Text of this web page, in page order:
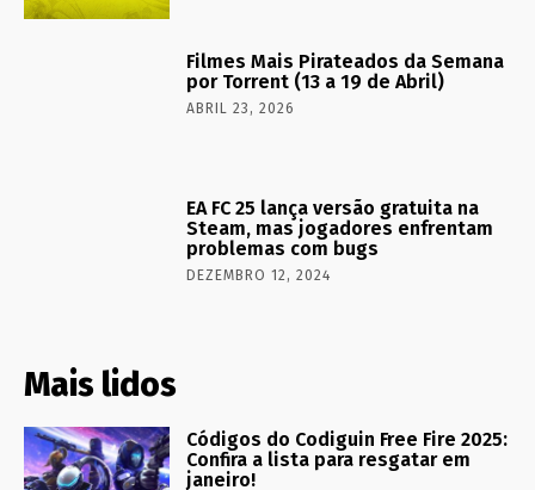
Filmes Mais Pirateados da Semana
por Torrent (13 a 19 de Abril)
ABRIL 23, 2026
EA FC 25 lança versão gratuita na
Steam, mas jogadores enfrentam
problemas com bugs
DEZEMBRO 12, 2024
Mais lidos
Códigos do Codiguin Free Fire 2025:
Confira a lista para resgatar em
janeiro!